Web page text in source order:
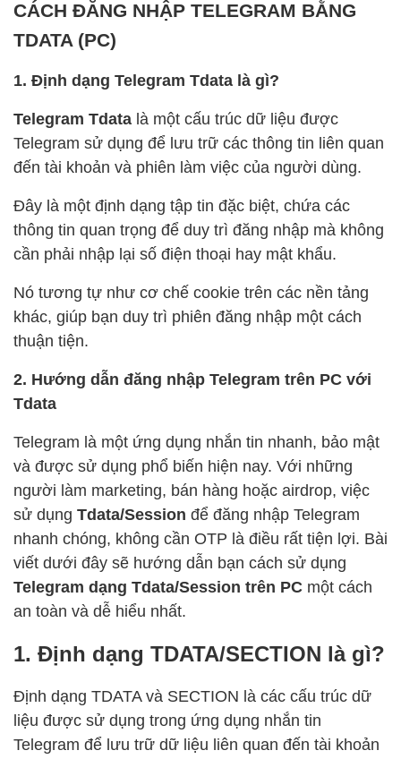
CÁCH ĐĂNG NHẬP TELEGRAM BẰNG
TDATA (PC)
1. Định dạng Telegram Tdata là gì?
Telegram Tdata là một cấu trúc dữ liệu được
Telegram sử dụng để lưu trữ các thông tin liên quan
đến tài khoản và phiên làm việc của người dùng.
Đây là một định dạng tập tin đặc biệt, chứa các
thông tin quan trọng để duy trì đăng nhập mà không
cần phải nhập lại số điện thoại hay mật khẩu.
Nó tương tự như cơ chế cookie trên các nền tảng
khác, giúp bạn duy trì phiên đăng nhập một cách
thuận tiện.
2. Hướng dẫn đăng nhập Telegram trên PC với
Tdata
Telegram là một ứng dụng nhắn tin nhanh, bảo mật
và được sử dụng phổ biến hiện nay. Với những
người làm marketing, bán hàng hoặc airdrop, việc
sử dụng Tdata/Session để đăng nhập Telegram
nhanh chóng, không cần OTP là điều rất tiện lợi. Bài
viết dưới đây sẽ hướng dẫn bạn cách sử dụng
Telegram dạng Tdata/Session trên PC một cách
an toàn và dễ hiểu nhất.
1. Định dạng TDATA/SECTION là gì?
Định dạng TDATA và SECTION là các cấu trúc dữ
liệu được sử dụng trong ứng dụng nhắn tin
Telegram để lưu trữ dữ liệu liên quan đến tài khoản